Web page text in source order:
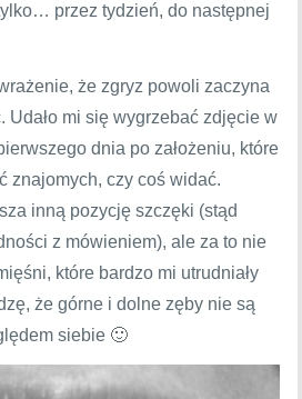
przez tydzień, do następnej
że zgryz powoli zaczyna
Udało mi się wygrzebać zdjęcie w
dnia po założeniu, które
znajomych, czy coś widać.
inną pozycję szczęki (stąd
z mówieniem), ale za to nie
które bardzo mi utrudniały
że górne i dolne zęby nie są
siebie 🙂